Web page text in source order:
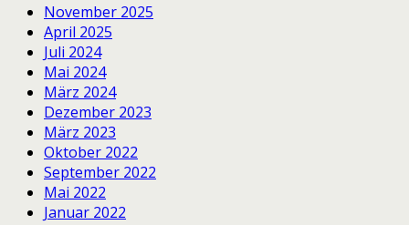
November 2025
April 2025
Juli 2024
Mai 2024
März 2024
Dezember 2023
März 2023
Oktober 2022
September 2022
Mai 2022
Januar 2022